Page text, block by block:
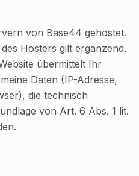
von Base44 gehostet.
Hosters gilt ergänzend.
übermittelt Ihr
Daten (IP-Adresse,
die technisch
von Art. 6 Abs. 1 lit.